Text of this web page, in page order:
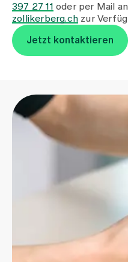
397 27 11 oder per Mail
zollikerberg.ch zur
Jetzt kontaktieren